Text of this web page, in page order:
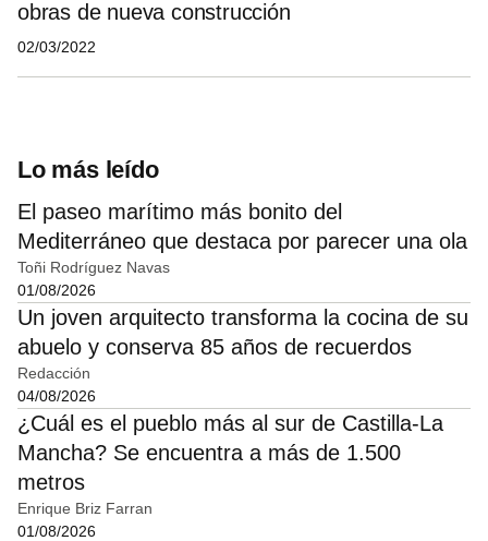
obras de nueva construcción
02/03/2022
Lo más leído
El paseo marítimo más bonito del
Mediterráneo que destaca por parecer una ola
Toñi Rodríguez Navas
01/08/2026
Un joven arquitecto transforma la cocina de su
abuelo y conserva 85 años de recuerdos
Redacción
04/08/2026
¿Cuál es el pueblo más al sur de Castilla-La
Mancha? Se encuentra a más de 1.500
metros
Enrique Briz Farran
01/08/2026